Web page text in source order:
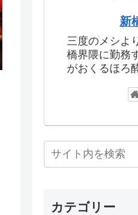
新
三度のメシよ
橋界隈に勤務
がおくるほろ
カテゴリー